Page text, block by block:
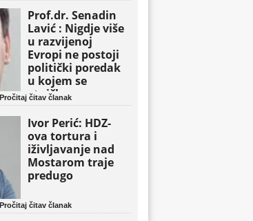
Prof.dr. Senadin
Lavić : Nigdje više
u razvijenoj
Evropi ne postoji
politički poredak
u kojem se
etničke grupe
pojavljuju kao
osnovne političke
jedinice
Pročitaj čitav članak
Ivor Perić: HDZ-
ova tortura i
iživljavanje nad
Mostarom traje
predugo
Pročitaj čitav članak